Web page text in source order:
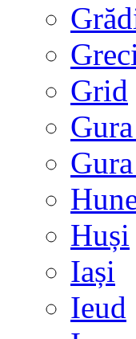
Grid
Huși
Iași
Ieud